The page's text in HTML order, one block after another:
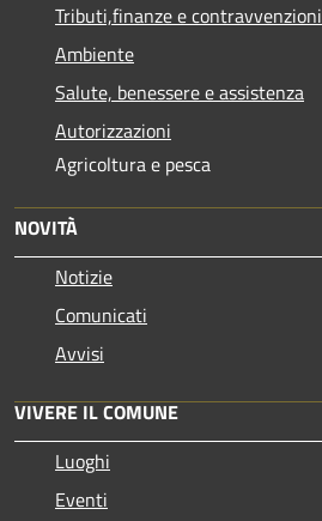
Tributi,finanze e contravvenzioni
Ambiente
Salute, benessere e assistenza
Autorizzazioni
Agricoltura e pesca
NOVITÀ
Notizie
Comunicati
Avvisi
VIVERE IL COMUNE
Luoghi
Eventi